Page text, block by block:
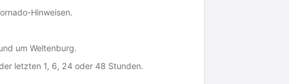
Hinweisen.
um Weltenburg.
letzten 1, 6, 24 oder 48 Stunden.